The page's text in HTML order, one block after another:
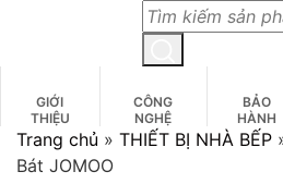
content
GIỚI
THIỆU
CÔNG
NGHỆ
BẢO
HÀNH
Trang chủ » THIẾT BỊ NHÀ BẾP
Bát JOMOO